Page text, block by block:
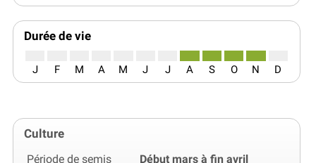
Durée de vie
J F M A M J J A S O N D
Culture
Période de semis Début mars à fin avril